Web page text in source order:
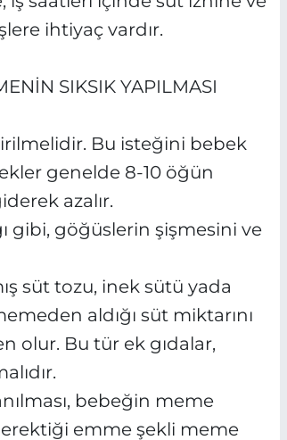
ihtiyaç vardır.
SIKSIK YAPILMASI
Bu isteğini bebek
genelde 8-10 öğün
azalır.
gibi, göğüslerin şişmesini ve
süt tozu, inek sütü yada
aldığı süt miktarını
olur. Bu tür ek gıdalar,
bebeğin meme
emme şekli meme